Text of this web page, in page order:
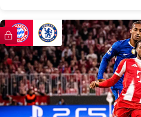
FC Bayern TV PLUS